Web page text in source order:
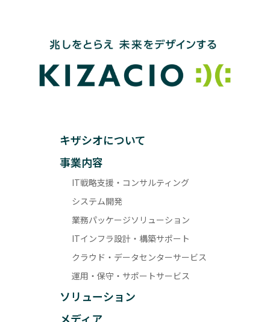
キザシオについて
事業内容
IT戦略支援・コンサルティング
システム開発
業務パッケージソリューション
ITインフラ設計・構築サポート
クラウド・データセンターサービス
運用・保守・サポートサービス
ソリューション
メディア